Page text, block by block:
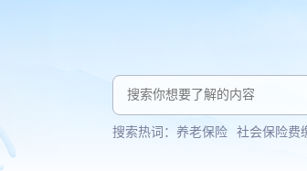
搜索热词： 养老保险 社会保险费